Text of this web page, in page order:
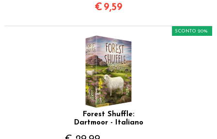
€ 9,59
Forest Shuffle:
Dartmoor - Italiano
SCONTO 20%